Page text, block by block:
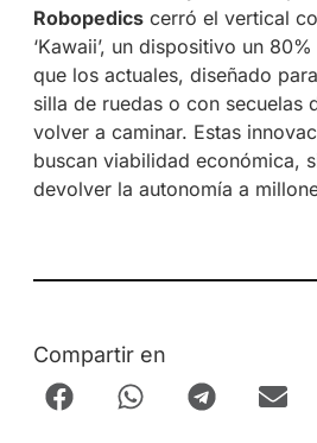
Robopedicscerró el vertical
‘Kawaii’, un dispositivo un
que los actuales, diseñado
silla de ruedas o con secuelas
volver a caminar. Estas
buscan viabilidad económica,
devolver la autonomía a
Compartir en